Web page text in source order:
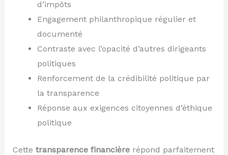
d’impôts
Engagement philanthropique régulier et
documenté
Contraste avec l’opacité d’autres dirigeants
politiques
Renforcement de la crédibilité politique par
la transparence
Réponse aux exigences citoyennes d’éthique
politique
Cette transparence financièrerépond parfaitement